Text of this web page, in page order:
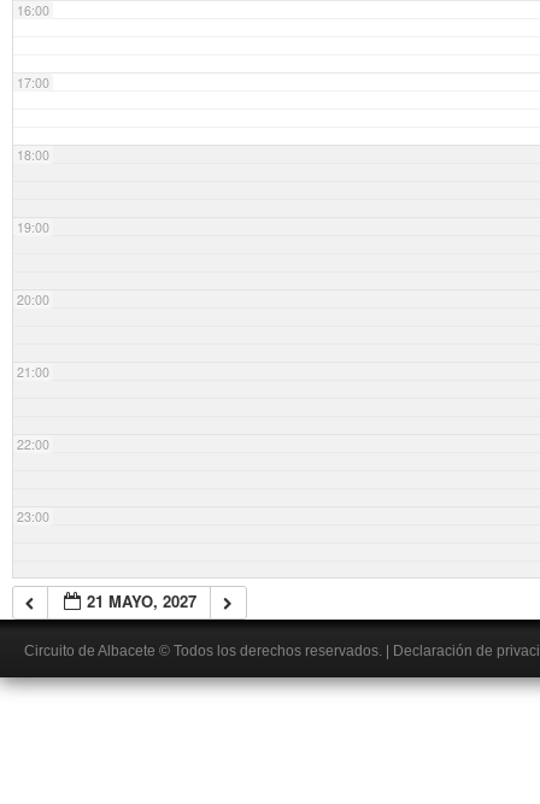
16:00
17:00
18:00
19:00
20:00
21:00
22:00
23:00
21 MAYO, 2027
Circuito de Albacete © Todos los derechos reservados. Declaración de